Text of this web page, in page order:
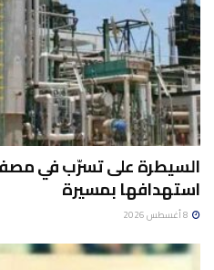
السيطرة على تسرّب في مصفاة
استهدافها بمسيرة